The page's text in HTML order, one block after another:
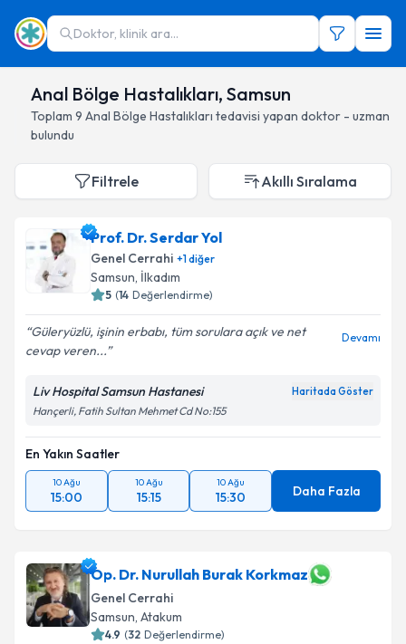
Doktor, klinik ara...
Anal Bölge Hastalıkları, Samsun
Toplam 9 Anal Bölge Hastalıkları tedavisi yapan doktor - uzman
bulundu
Filtrele Akıllı Sıralama
Prof. Dr. Serdar Yol
Genel Cerrahi +1diğer
Samsun, İlkadım
5 (14 Değerlendirme)
Güleryüzlü, işinin erbabı, tüm sorulara açık ve net
cevap veren...
Devamı
Liv Hospital Samsun Hastanesi Haritada Göster
Hançerli, Fatih Sultan Mehmet Cd No:155
En Yakın Saatler
10 Ağu
15:00
10 Ağu
15:15
10 Ağu
15:30 Daha Fazla
Op. Dr. Nurullah Burak Korkmaz
Genel Cerrahi
Samsun, Atakum
4.9 (32 Değerlendirme)